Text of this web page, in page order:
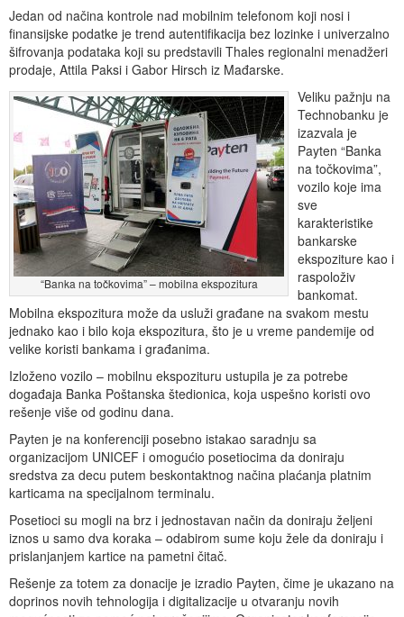
Jedan od načina kontrole nad mobilnim telefonom koji nosi i
finansijske podatke je trend autentifikacija bez lozinke i univerzalno
šifrovanja podataka koji su predstavili Thales regionalni menadžeri
prodaje, Attila Paksi i Gabor Hirsch iz Mađarske.
“Banka na točkovima” – mobilna ekspozitura
Veliku pažnju na
Technobanku je
izazvala je
Payten “Banka
na točkovima”,
vozilo koje ima
sve
karakteristike
bankarske
ekspoziture kao i
raspoloživ
bankomat.
Mobilna ekspozitura može da usluži građane na svakom mestu
jednako kao i bilo koja ekspozitura, što je u vreme pandemije od
velike koristi bankama i građanima.
Izloženo vozilo – mobilnu ekspozituru ustupila je za potrebe
događaja Banka Poštanska štedionica, koja uspešno koristi ovo
rešenje više od godinu dana.
Payten je na konferenciji posebno istakao saradnju sa
organizacijom UNICEF i omogućio posetiocima da doniraju
sredstva za decu putem beskontaktnog načina plaćanja platnim
karticama na specijalnom terminalu.
Posetioci su mogli na brz i jednostavan način da doniraju željeni
iznos u samo dva koraka – odabirom sume koju žele da doniraju i
prislanjanjem kartice na pametni čitač.
Rešenje za totem za donacije je izradio Payten, čime je ukazano na
doprinos novih tehnologija i digitalizacije u otvaranju novih